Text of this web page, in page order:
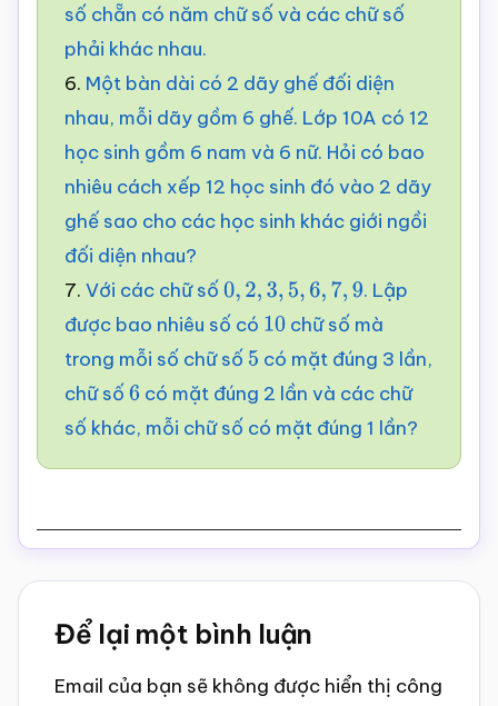
số chẵn có năm chữ số và các chữ số
phải khác nhau.
6. Một bàn dài có 2 dãy ghế đối diện
nhau, mỗi dãy gồm 6 ghế. Lớp 10A có 12
học sinh gồm 6 nam và 6 nữ. Hỏi có bao
nhiêu cách xếp 12 học sinh đó vào 2 dãy
ghế sao cho các học sinh khác giới ngồi
đối diện nhau?
7. Với các chữ số 0, 2,3,5,6 ,7 9
. Lập
được bao nhiêu số có 10 chữ số mà
trong mỗi số chữ số 5 có mặt đúng 3 lần,
chữ số 6 có mặt đúng 2 lần và các chữ
số khác, mỗi chữ số có mặt đúng 1 lần?
Reader
Interactions
Để lại một bình luận
Email của bạn sẽ không được hiển thị công